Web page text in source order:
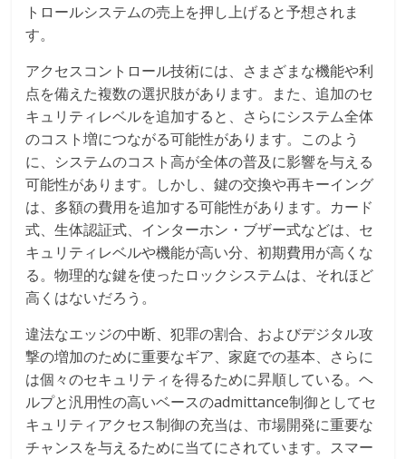
トロールシステムの売上を押し上げると予想されま
す。
アクセスコントロール技術には、さまざまな機能や利
点を備えた複数の選択肢があります。また、追加のセ
キュリティレベルを追加すると、さらにシステム全体
のコスト増につながる可能性があります。このよう
に、システムのコスト高が全体の普及に影響を与える
可能性があります。しかし、鍵の交換や再キーイング
は、多額の費用を追加する可能性があります。カード
式、生体認証式、インターホン・ブザー式などは、セ
キュリティレベルや機能が高い分、初期費用が高くな
る。物理的な鍵を使ったロックシステムは、それほど
高くはないだろう。
違法なエッジの中断、犯罪の割合、およびデジタル攻
撃の増加のために重要なギア、家庭での基本、さらに
は個々のセキュリティを得るために昇順している。ヘ
ルプと汎用性の高いベースのadmittance制御としてセ
キュリティアクセス制御の充当は、市場開発に重要な
チャンスを与えるために当てにされています。スマー